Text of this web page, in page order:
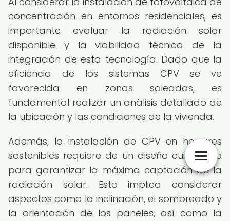
concentración en entornos residenciales, es
importante evaluar la radiación solar
disponible y la viabilidad técnica de la
integración de esta tecnología. Dado que la
eficiencia de los sistemas CPV se ve
favorecida en zonas soleadas, es
fundamental realizar un análisis detallado de
la ubicación y las condiciones de la vivienda.
Además, la instalación de CPV en hogares
sostenibles requiere de un diseño cuidadoso
para garantizar la máxima captación de la
radiación solar. Esto implica considerar
aspectos como la inclinación, el sombreado y
la orientación de los paneles, así como la